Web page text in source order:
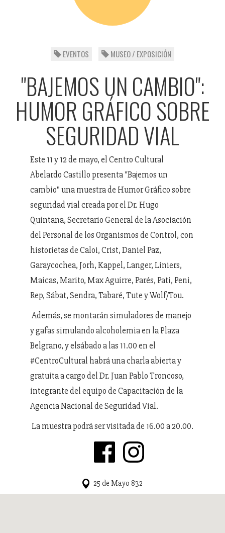
EVENTOS MUSEO / EXPOSICIÓN
"BAJEMOS UN CAMBIO":
HUMOR GRÁFICO SOBRE
SEGURIDAD VIAL
Este 11 y 12 de mayo, el Centro Cultural
Abelardo Castillo presenta "Bajemos un
cambio" una muestra de Humor Gráfico sobre
seguridad vial creada por el Dr. Hugo
Quintana, Secretario General de la Asociación
del Personal de los Organismos de Control, con
historietas de Caloi, Crist, Daniel Paz,
Garaycochea, Jorh, Kappel, Langer, Liniers,
Maicas, Marito, Max Aguirre, Parés, Pati, Peni,
Rep, Sábat, Sendra, Tabaré, Tute y Wolf/Tou.
Además, se montarán simuladores de manejo
y gafas simulando alcoholemia en la Plaza
Belgrano, y elsábado a las 11.00 en el
#CentroCultural habrá una charla abierta y
gratuita a cargo del Dr. Juan Pablo Troncoso,
integrante del equipo de Capacitación de la
Agencia Nacional de Seguridad Vial.
La muestra podrá ser visitada de 16.00 a 20.00.
25 de Mayo 832